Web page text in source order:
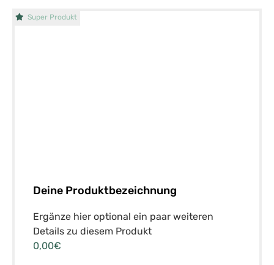
Deine Produktbezeichnung
Ergänze hier optional ein paar weiteren
Details zu diesem Produkt
0,00€
Super Produkt